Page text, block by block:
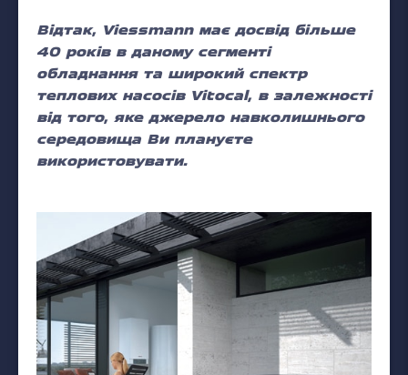
Відтак, Viessmann має досвід більше
40 років в даному сегменті
обладнання та широкий спектр
теплових насосів Vitocal, в залежності
від того, яке джерело навколишнього
середовища Ви плануєте
використовувати.